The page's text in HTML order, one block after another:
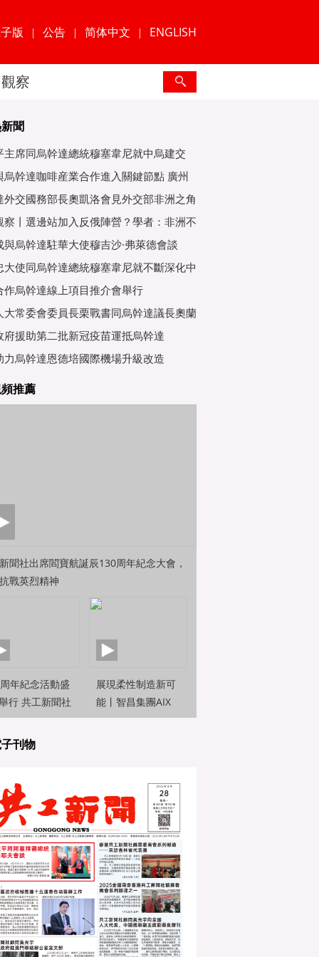
版 | 公告 | 简体中文 | ENGLISH
觀察
聞
主席同烏幹達總統穆塞韋尼就中烏建交
互緻
烏幹達咖啡産業合作進入關鍵節點 廣州
重
外交國務部長奧凱洛會見外交部非洲之角
使
察丨選邊站加入反俄陣營？學者：非洲不
與烏幹達駐華大使穆吉沙·弗萊德會談
大使同烏幹達總統穆塞韋尼就不斷深化中
關
作烏幹達線上項目推介會舉行
大常委會委員長栗戰書同烏幹達議長奧蘭
會
府援助第二批新冠疫苗運抵烏幹達
力烏幹達恩德培國際機場升級改造
推薦
聞社出席閻寶航誕辰130周年紀念大會，
戰英烈精神
年紀念活動盛
行 共工新聞社
新聞觀察員前
擊
展現柔性制造新可
能丨智昌集團AIX
機器人亮相2025世
刊物